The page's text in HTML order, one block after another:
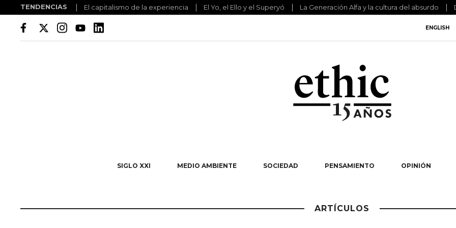
TENDENCIAS El capitalismo de la experiencia El Yo, el Ello y el Superyó La Generación Alfa y la cultura del absurdo
ENGLISH
SIGLO XXI MEDIO AMBIENTE SOCIEDAD PENSAMIENTO OPINIÓN
ARTÍCULOS